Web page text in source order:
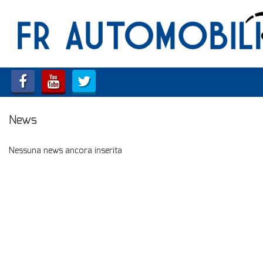
LISTA VEICOLI
ACQUISTIAMO USATO
ASSISTENZA
CONTATTI
News
Nessuna news ancora inserita